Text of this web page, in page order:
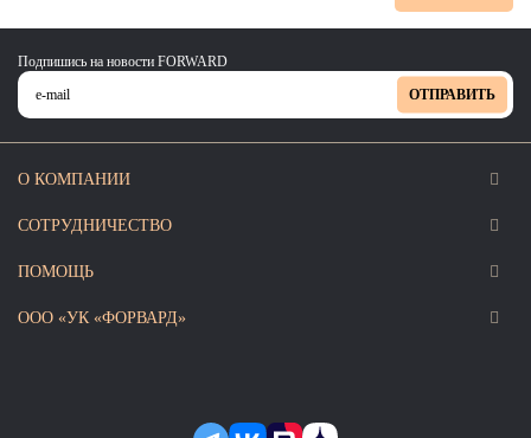
Подпишись на новости FORWARD
ОТПРАВИТЬ
О КОМПАНИИ
СОТРУДНИЧЕСТВО
ПОМОЩЬ
ООО «УК «ФОРВАРД»